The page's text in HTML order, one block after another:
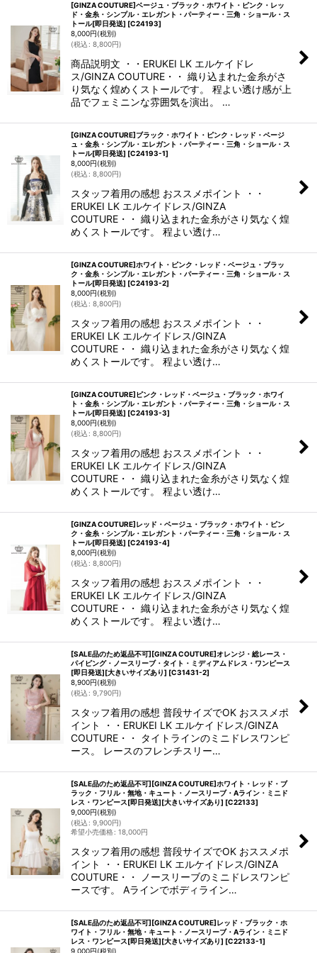
[GINZA COUTURE]ベージュ・ブラック・ホワイト・ピンク・レッ
ド・金糸・シンプル・エレガント・パーティー・三角・ショール・ス
トール[即日発送] [C24193]
8,000円(税別)
(税込: 8,800円)
商品説明文 ・・ERUKEI LK エルケイドレ
ス/GINZA COUTURE・・ 織り込まれた金糸がさ
り気なく煌めくストールです。 程よい透け感が上
品でフェミニンな雰囲気を演出。 …
[GINZA COUTURE]ブラック・ホワイト・ピンク・レッド・ベージ
ュ・金糸・シンプル・エレガント・パーティー・三角・ショール・ス
トール[即日発送] [C24193-1]
8,000円(税別)
(税込: 8,800円)
スタッフ着用の感想 おススメポイント ・・
ERUKEI LK エルケイドレス/GINZA
COUTURE・・ 織り込まれた金糸がさり気なく煌
めくストールです。 程よい透け…
[GINZA COUTURE]ホワイト・ピンク・レッド・ベージュ・ブラッ
ク・金糸・シンプル・エレガント・パーティー・三角・ショール・ス
トール[即日発送] [C24193-2]
8,000円(税別)
(税込: 8,800円)
スタッフ着用の感想 おススメポイント ・・
ERUKEI LK エルケイドレス/GINZA
COUTURE・・ 織り込まれた金糸がさり気なく煌
めくストールです。 程よい透け…
[GINZA COUTURE]ピンク・レッド・ベージュ・ブラック・ホワイ
ト・金糸・シンプル・エレガント・パーティー・三角・ショール・ス
トール[即日発送] [C24193-3]
8,000円(税別)
(税込: 8,800円)
スタッフ着用の感想 おススメポイント ・・
ERUKEI LK エルケイドレス/GINZA
COUTURE・・ 織り込まれた金糸がさり気なく煌
めくストールです。 程よい透け…
[GINZA COUTURE]レッド・ベージュ・ブラック・ホワイト・ピン
ク・金糸・シンプル・エレガント・パーティー・三角・ショール・ス
トール[即日発送] [C24193-4]
8,000円(税別)
(税込: 8,800円)
スタッフ着用の感想 おススメポイント ・・
ERUKEI LK エルケイドレス/GINZA
COUTURE・・ 織り込まれた金糸がさり気なく煌
めくストールです。 程よい透け…
[SALE品のため返品不可][GINZA COUTURE]オレンジ・総レース・
パイピング・ノースリーブ・タイト・ミディアムドレス・ワンピース
[即日発送][大きいサイズあり] [C31431-2]
8,900円(税別)
(税込: 9,790円)
スタッフ着用の感想 普段サイズでOK おススメポ
イント ・・ERUKEI LK エルケイドレス/GINZA
COUTURE・・ タイトラインのミニドレスワンピ
ース。 レースのフレンチスリー…
[SALE品のため返品不可][GINZA COUTURE]ホワイト・レッド・ブ
ラック・フリル・無地・キュート・ノースリーブ・Aライン・ミニド
レス・ワンピース[即日発送][大きいサイズあり] [C22133]
9,000円(税別)
(税込: 9,900円)
希望小売価格: 18,000円
スタッフ着用の感想 普段サイズでOK おススメポ
イント ・・ERUKEI LK エルケイドレス/GINZA
COUTURE・・ ノースリーブのミニドレスワンピ
ースです。 Aラインでボディライン…
[SALE品のため返品不可][GINZA COUTURE]レッド・ブラック・ホ
ワイト・フリル・無地・キュート・ノースリーブ・Aライン・ミニド
レス・ワンピース[即日発送][大きいサイズあり] [C22133-1]
9,000円(税別)